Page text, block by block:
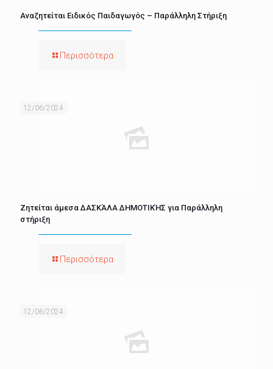
Αναζητείται Ειδικός Παιδαγωγός – Παράλληλη Στήριξη
Περισσότερα
12/06/2024
Ζητείται άμεσα ΔΑΣΚΆΛΑ ΔΗΜΟΤΙΚΉΣ για Παράλληλη
στήριξη
Περισσότερα
12/06/2024